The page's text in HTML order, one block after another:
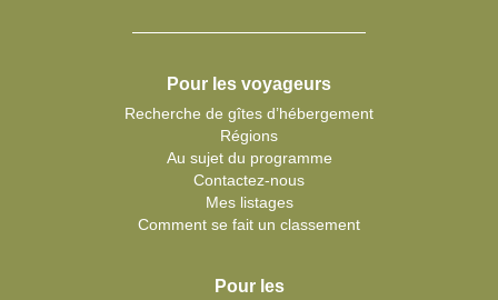
Pour les voyageurs
Recherche de gîtes d’hébergement
Régions
Au sujet du programme
Contactez-nous
Mes listages
Comment se fait un classement
Pour les